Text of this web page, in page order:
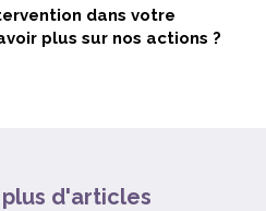
dans votre
plus sur nos actions ?
d'articles